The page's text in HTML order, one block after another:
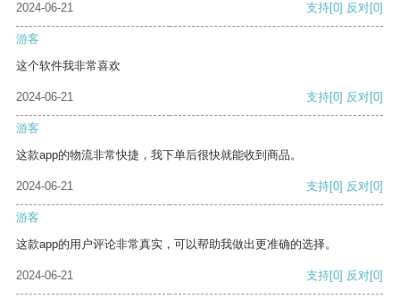
2024-06-21 支持[0] 反对[0]
游客
这个软件我非常喜欢
2024-06-21 支持[0] 反对[0]
游客
这款app的物流非常快捷，我下单后很快就能收到商品。
2024-06-21 支持[0] 反对[0]
游客
这款app的用户评论非常真实，可以帮助我做出更准确的选择。
2024-06-21 支持[0] 反对[0]